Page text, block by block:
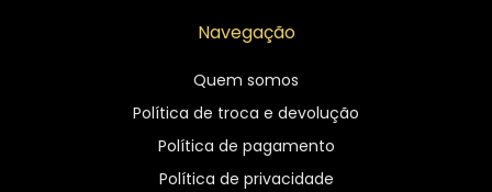
Navegação
Quem somos
Política de troca e devolução
Política de pagamento
Política de privacidade